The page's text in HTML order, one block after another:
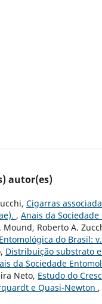
autor(es)
Cigarras
, Anais da
Roberto A.
do Brasil:
Distribuição substrato
da Sociedade
Neto, Estudo do
e Quasi-Newton ,